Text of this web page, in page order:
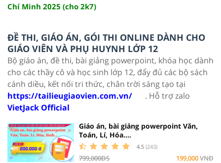
Chí Minh 2025 (cho 2k7)
ĐỀ THI, GIÁO ÁN, GÓI THI ONLINE DÀNH CHO
GIÁO VIÊN VÀ PHỤ HUYNH LỚP 12
Bộ giáo án, đề thi, bài giảng powerpoint, khóa học dành
cho các thầy cô và học sinh lớp 12, đẩy đủ các bộ sách
cánh diều, kết nối tri thức, chân trời sáng tạo tại
https://tailieugiaovien.com.vn/
. Hỗ trợ zalo
VietJack Official
Giáo án, bài giảng powerpoint Văn,
Toán, Lí, Hóa....
4.5 (243)
799,000ĐS 199,000VNĐ